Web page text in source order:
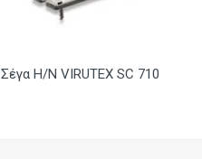
Σέγα Η/Ν VIRUTEX SC 710